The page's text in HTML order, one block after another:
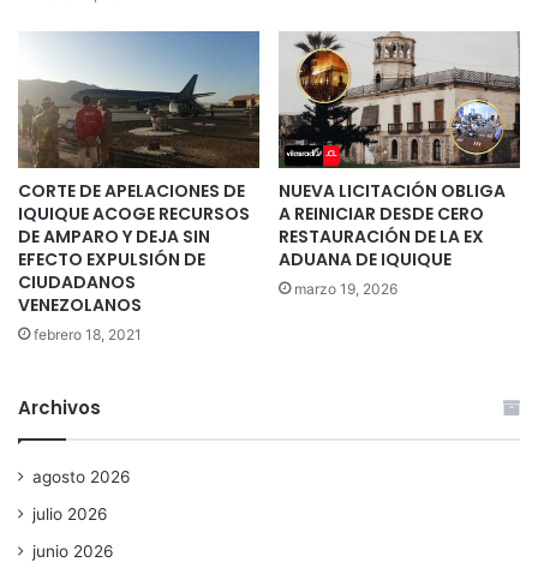
CORTE DE APELACIONES DE
IQUIQUE ACOGE RECURSOS
DE AMPARO Y DEJA SIN
EFECTO EXPULSIÓN DE
CIUDADANOS
VENEZOLANOS
febrero 18, 2021
NUEVA LICITACIÓN OBLIGA
A REINICIAR DESDE CERO
RESTAURACIÓN DE LA EX
ADUANA DE IQUIQUE
marzo 19, 2026
Archivos
agosto 2026
julio 2026
junio 2026